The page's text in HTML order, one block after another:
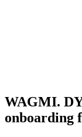
WAGMI.
onboarding